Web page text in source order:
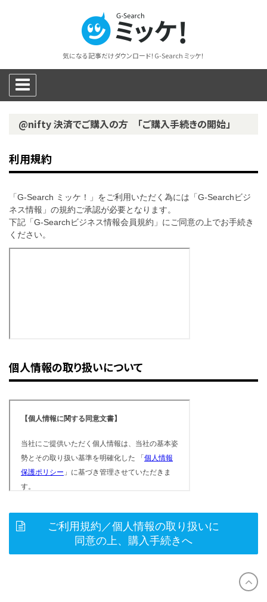
気になる記事だけダウンロード！G-Search ミッケ！
@nifty 決済でご購入の方 「ご購入手続きの開始」
利用規約
「G-Search ミッケ！」をご利用いただく為には「G-Searchビジ
ネス情報」の規約ご承認が必要となります。
下記「G-Searchビジネス情報会員規約」にご同意の上でお手続き
ください。
個人情報の取り扱いについて
ご利用規約／個人情報の取り扱いに
同意の上、購入手続きへ